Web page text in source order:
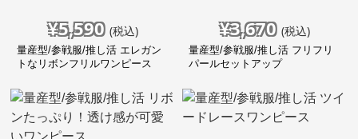
¥5,590 (税込)
量産型/参戦服/推し活 エレガン
トなリボンフリルワンピース
¥3,670 (税込)
量産型/参戦服/推し活 フリフリ
パールセットアップ